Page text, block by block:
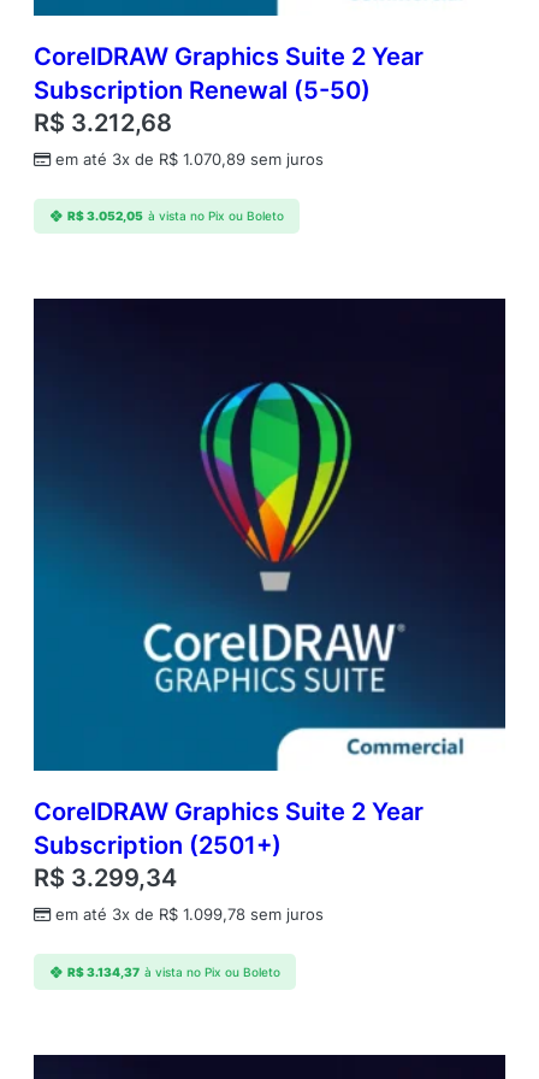
CorelDRAW Graphics Suite 2 Year
Subscription Renewal (5-50)
R$ 3.212,68
em até 3x de R$ 1.070,89 sem juros
R$3.052,05 à vista no Pix ou Boleto
CorelDRAW Graphics Suite 2 Year
Subscription (2501+)
R$ 3.299,34
em até 3x de R$ 1.099,78 sem juros
R$3.134,37 à vista no Pix ou Boleto